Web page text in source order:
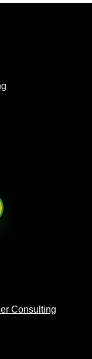
Consulting